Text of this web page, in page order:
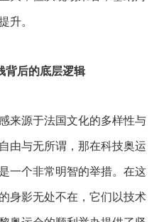
升。
背后的底层逻辑
来源于法国文化的多样性与
由与无所谓，那在科技奥运
一个非常明智的举措。在这
身影无处不在，它们以技术